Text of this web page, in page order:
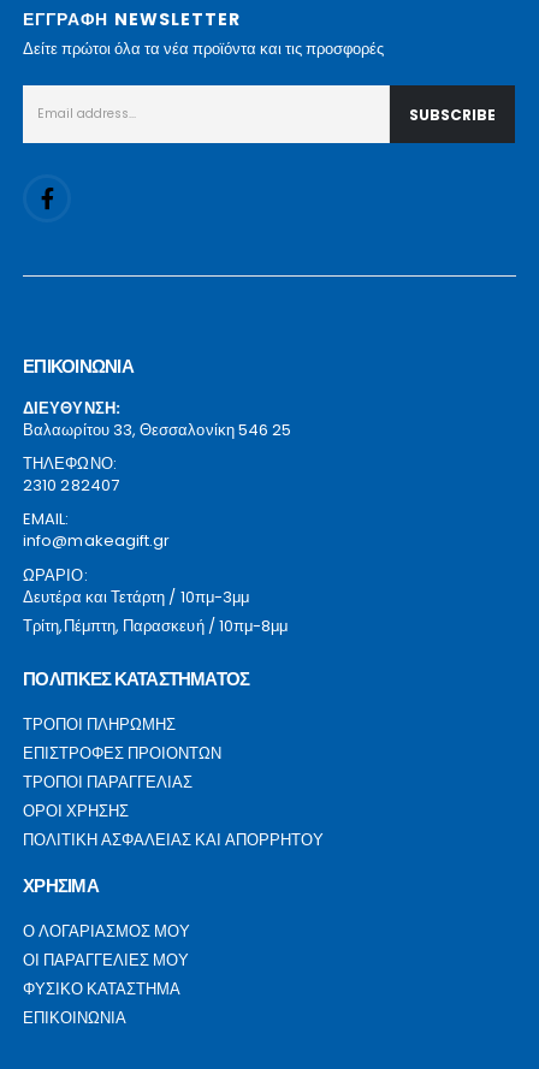
ΕΓΓΡΑΦΗ NEWSLETTER
Δείτε πρώτοι όλα τα νέα προϊόντα και τις προσφορές
ΕΠΙΚΟΙΝΩΝΙΑ
ΔΙΕΥΘΥΝΣΗ:
Βαλαωρίτου 33, Θεσσαλονίκη 546 25
ΤΗΛΕΦΩΝΟ:
2310 282407
EMAIL:
info@makeagift.gr
ΩΡΑΡΙΟ:
Δευτέρα και Τετάρτη / 10πμ-3μμ
Τρίτη,Πέμπτη, Παρασκευή / 10πμ-8μμ
ΠΟΛΙΤΙΚΕΣ ΚΑΤΑΣΤΗΜΑΤΟΣ
ΤΡΟΠΟΙ ΠΛΗΡΩΜΗΣ
ΕΠΙΣΤΡΟΦΕΣ ΠΡΟΙΟΝΤΩΝ
ΤΡΟΠΟΙ ΠΑΡΑΓΓΕΛΙΑΣ
ΟΡΟΙ ΧΡΗΣΗΣ
ΠΟΛΙΤΙΚΗ ΑΣΦΑΛΕΙΑΣ ΚΑΙ ΑΠΟΡΡΗΤΟΥ
ΧΡΗΣΙΜΑ
Ο ΛΟΓΑΡΙΑΣΜΟΣ ΜΟΥ
ΟΙ ΠΑΡΑΓΓΕΛΙΕΣ ΜΟΥ
ΦΥΣΙΚΟ ΚΑΤΑΣΤΗΜΑ
ΕΠΙΚΟΙΝΩΝΙΑ